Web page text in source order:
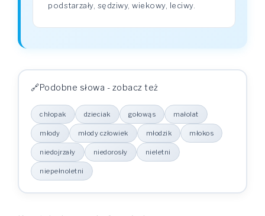
podstarzały, sędziwy, wiekowy, leciwy.
Podobne słowa - zobacz też
chłopak dzieciak gołowąs małolat
młody młody człowiek młodzik młokos
niedojrzały niedorosły nieletni
niepełnoletni